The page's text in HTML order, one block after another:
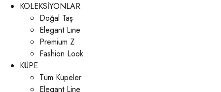
KOLEKSİYONLAR
Doğal Taş
Elegant Line
Premium Z
Fashion Look
KÜPE
Tüm Küpeler
Elegant Line